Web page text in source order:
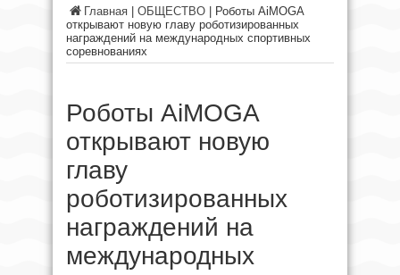
Главная ОБЩЕСТВО
Роботы AiMOGA
открывают новую главу роботизированных
награждений на международных спортивных
соревнованиях
Роботы AiMOGA
открывают новую
главу
роботизированных
награждений на
международных